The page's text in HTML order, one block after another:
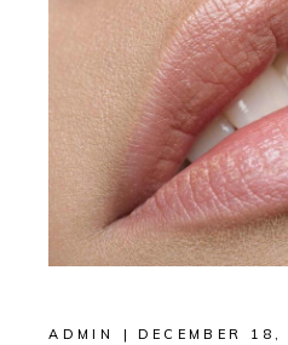
ADMIN DECEMBER